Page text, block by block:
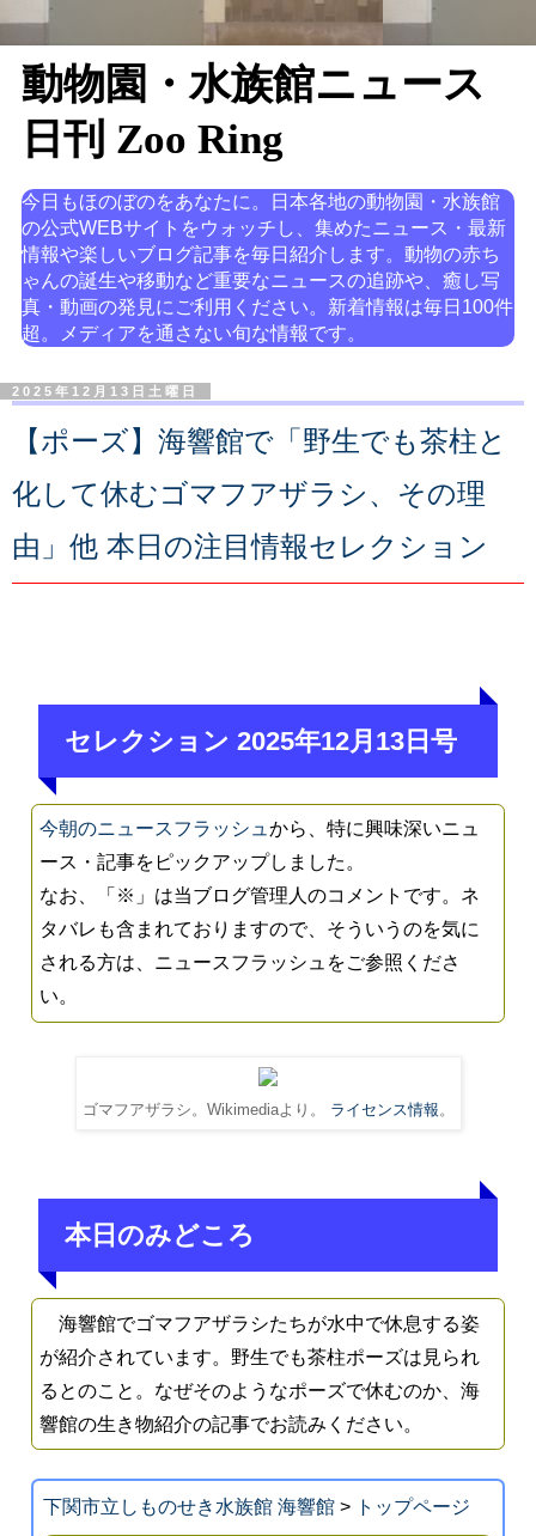
動物園・水族館ニュース
日刊 Zoo Ring
今日もほのぼのをあなたに。日本各地の動物園・水族館
の公式WEBサイトをウォッチし、集めたニュース・最新
情報や楽しいブログ記事を毎日紹介します。動物の赤ち
ゃんの誕生や移動など重要なニュースの追跡や、癒し写
真・動画の発見にご利用ください。新着情報は毎日100件
超。メディアを通さない旬な情報です。
2025年12月13日土曜日
【ポーズ】海響館で「野生でも茶柱と
化して休むゴマフアザラシ、その理
由」他 本日の注目情報セレクション
セレクション 2025年12月13日号
今朝のニュースフラッシュから、特に興味深いニュ
ース・記事をピックアップしました。
なお、「※」は当ブログ管理人のコメントです。ネ
タバレも含まれておりますので、そういうのを気に
される方は、ニュースフラッシュをご参照くださ
い。
ゴマフアザラシ。Wikimediaより。 ライセンス情報 。
本日のみどころ
海響館でゴマフアザラシたちが水中で休息する姿
が紹介されています。野生でも茶柱ポーズは見られ
るとのこと。なぜそのようなポーズで休むのか、海
響館の生き物紹介の記事でお読みください。
下関市立しものせき水族館 海響館> トップページ